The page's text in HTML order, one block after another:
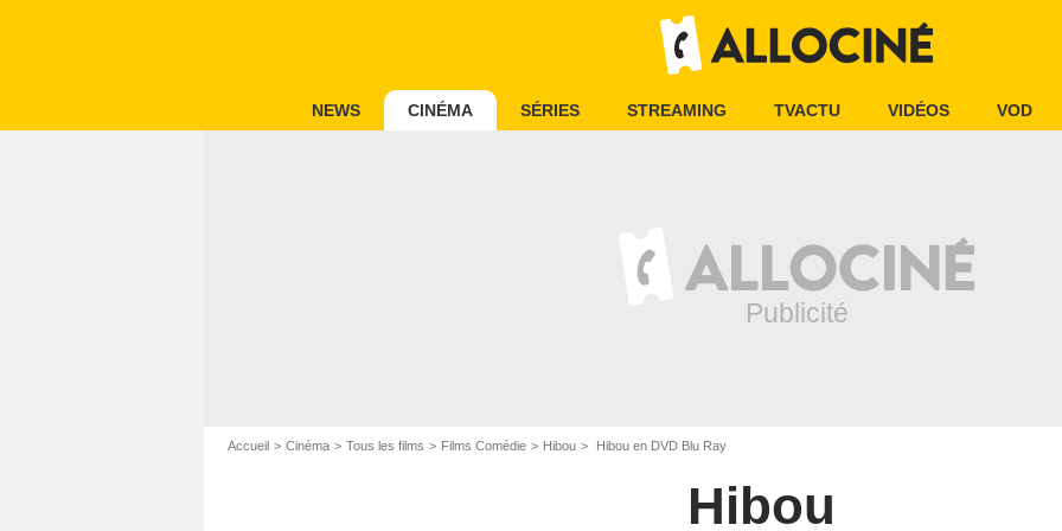
NEWS CINÉMA SÉRIES STREAMING TVACTU VIDÉOS VOD
Accueil Cinéma Tous les films Films Comédie Hibou Hibou en DVD Blu Ray
Hibou